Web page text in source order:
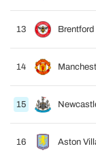
13 Brentford
14
15
16 Aston